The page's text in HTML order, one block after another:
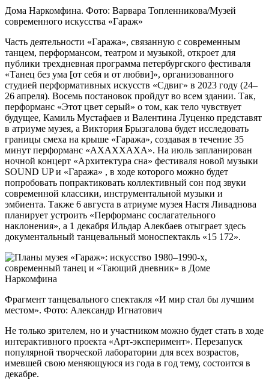
Дома Наркомфина. Фото: Варвара Топленникова/Музей
современного искусства «Гараж»
Часть деятельности «Гаража», связанную с современным
танцем, перформансом, театром и музыкой, откроет для
публики трехдневная программа петербургского фестиваля
«Танец без ума [от себя и от любви]», организованного
студией перформативных искусств «Сдвиг» в 2023 году (24–
26 апреля). Восемь постановок пройдут во всем здании. Так,
перформанс «Этот цвет серый» о том, как тело чувствует
будущее, Камиль Мустафаев и Валентина Луценко представят
в атриуме музея, а Виктория Брызгалова будет исследовать
границы смеха на крыше «Гаража», создавая в течение 35
минут перформанс «АХАХХАХА». На июль запланирован
ночной концерт «Архитектура сна» фестиваля новой музыки
SOUND UP и «Гаража» , в ходе которого можно будет
попробовать попрактиковать коллективный сон под звуки
современной классики, инструментальной музыки и
эмбиента. Также 6 августа в атриуме музея Настя Ливаднова
планирует устроить «Перформанс сослагательного
наклонения», а 1 декабря Ильдар Алекбаев отыграет здесь
документальный танцевальный моноспектакль «15 172».
Фрагмент танцевального спектакля «И мир стал бы лучшим
местом». Фото: Александр Игнатович
Не только зрителем, но и участником можно будет стать в ходе
интерактивного проекта «Арт-эксперимент». Перезапуск
популярной творческой лаборатории для всех возрастов,
имевшей свою меняющуюся из года в год тему, состоится в
декабре.